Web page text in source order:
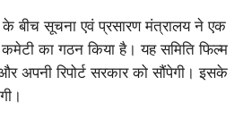
बीच सूचना एवं प्रसारण मंत्रालय ने एक
का गठन किया है। यह समिति फिल्म
अपनी रिपोर्ट सरकार को सौंपेगी। इसके